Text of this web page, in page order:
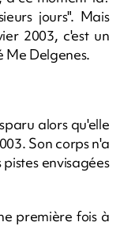
jours". Mais
2003, c'est un
Me Delgenes.
alors qu'elle
Son corps n'a
envisagées
première fois à